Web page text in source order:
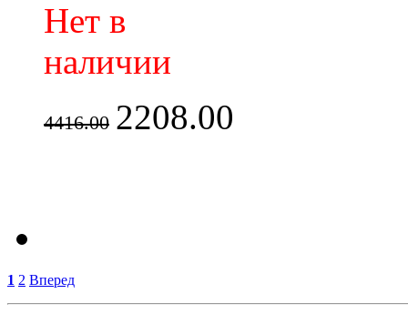
Нет в
наличии
4416.00 2208.00
1 2 Вперед